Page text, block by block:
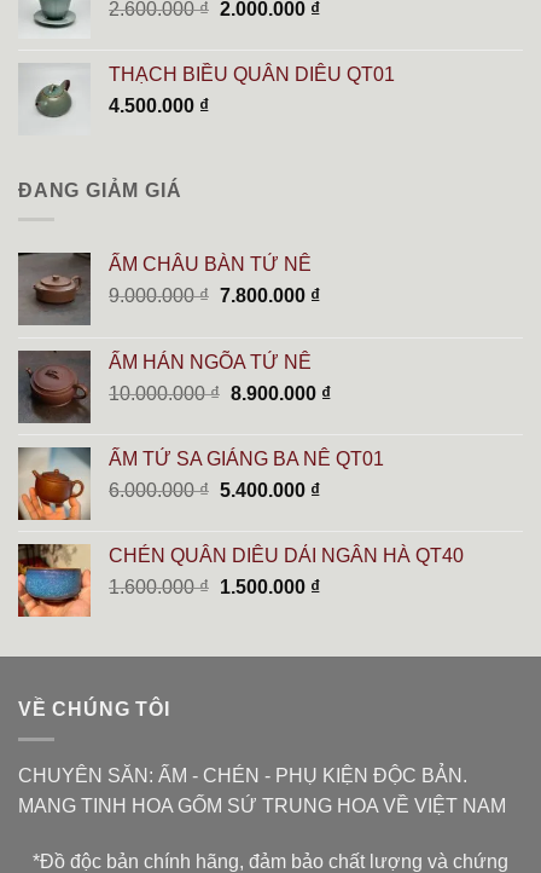
2.600.000₫ Giá
2.600.000 ₫.
2.000.000 ₫Giá
tại
là:
THẠCH BIỀU QUÂN DIÊU QT01
4.500.000 ₫
ĐANG GIẢM GIÁ
ẤM CHÂU BÀN TỬ NÊ
9.000.000₫ Giá
9.000.000 ₫.
7.800.000 ₫Giá
7.800.000 ₫.
ẤM HÁN NGÕA TỬ NÊ
10.000.000₫ Giá
là:
10.000.000 ₫.
8.900.000 ₫Giá
là:
ẤM TỬ SA GIÁNG BA NÊ QT01
6.000.000₫ Giá
6.000.000 ₫.
5.400.000 ₫Giá
là:
5.400.000 ₫.
CHÉN QUÂN DIÊU DẢI NGÂN HÀ QT40
1.600.000₫ Giá
1.600.000 ₫.
1.500.000 ₫Giá
là:
VỀ CHÚNG TÔI
CHUYÊN SĂN: ẤM - CHÉN - PHỤ KIỆN ĐỘC BẢN.
MANG TINH HOA GỐM SỨ TRUNG HOA VỀ VIỆT NAM
*Đồ độc bản chính hãng, đảm bảo chất lượng và chứng